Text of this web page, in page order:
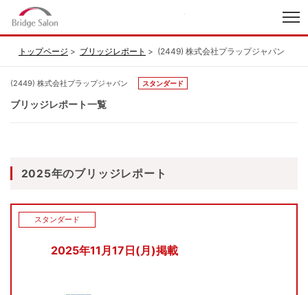
トップページ ブリッジレポート (2449) 株式会社プラップジャパン
(2449) 株式会社プラップジャパン スタンダード
ブリッジレポート一覧
2025年のブリッジレポート
2025年11月17日(月)掲載
スタンダード